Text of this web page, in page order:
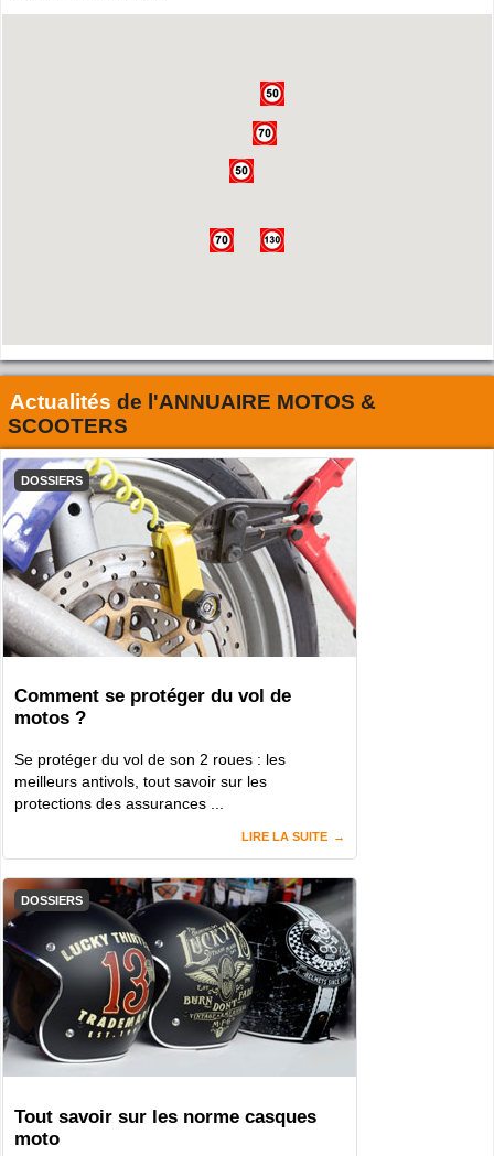
Actualités de l'ANNUAIRE MOTOS &
SCOOTERS
DOSSIERS
Comment se protéger du vol de
motos ?
Se protéger du vol de son 2 roues : les
meilleurs antivols, tout savoir sur les
protections des assurances ...
LIRE LA SUITE
DOSSIERS
Tout savoir sur les norme casques
moto